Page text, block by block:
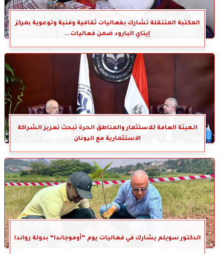
المكتبة المتنقلة تشارك بفعاليات ثقافية وفنية وتوعوية بمركز
إيتاي البارود ضمن فعاليات...
الهيئة العامة للاستثمار والمناطق الحرة تبحث تعزيز الشراكة
الاستثمارية مع اليونان
الدكتور سويلم يشارك في فعاليات يوم “أوموجاندا” بدولة رواندا